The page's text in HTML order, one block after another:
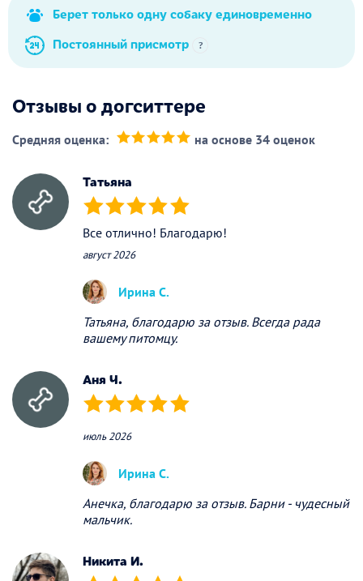
Берет только одну собаку единовременно
Постоянный присмотр
?
Отзывы о догситтере
Средняя оценка: на основе 34 оценок
Татьяна
(*) (*) (*) (*) (*)
Все отлично! Благодарю!
август 2026
Ирина С.
Татьяна, благодарю за отзыв. Всегда рада
вашему питомцу.
Аня Ч.
(*) (*) (*) (*) (*)
июль 2026
Ирина С.
Анечка, благодарю за отзыв. Барни - чудесный
мальчик.
Никита И.